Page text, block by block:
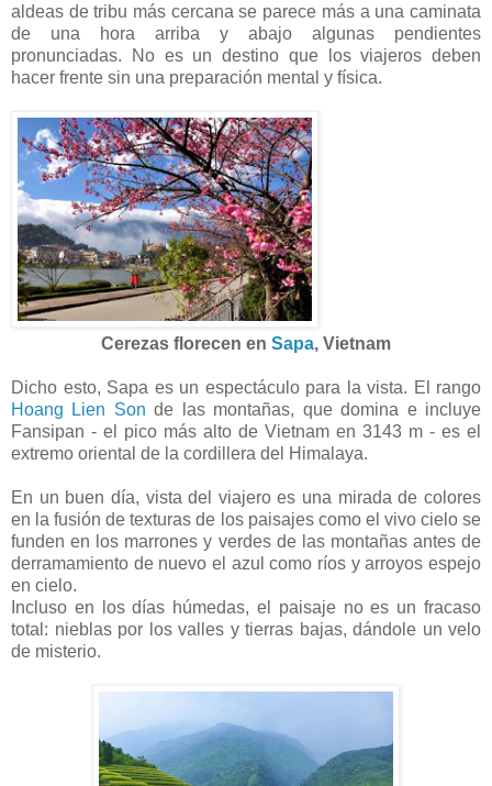
aldeas de tribu más cercana se parece más a una caminata
de una hora arriba y abajo algunas pendientes
pronunciadas. No es un destino que los viajeros deben
hacer frente sin una preparación mental y física.
Cerezas florecen en Sapa, Vietnam
Dicho esto, Sapa es un espectáculo para la vista. El rango
Hoang Lien Son de las montañas, que domina e incluye
Fansipan - el pico más alto de Vietnam en 3143 m - es el
extremo oriental de la cordillera del Himalaya.
En un buen día, vista del viajero es una mirada de colores
en la fusión de texturas de los paisajes como el vivo cielo se
funden en los marrones y verdes de las montañas antes de
derramamiento de nuevo el azul como ríos y arroyos espejo
en cielo.
Incluso en los días húmedas, el paisaje no es un fracaso
total: nieblas por los valles y tierras bajas, dándole un velo
de misterio.